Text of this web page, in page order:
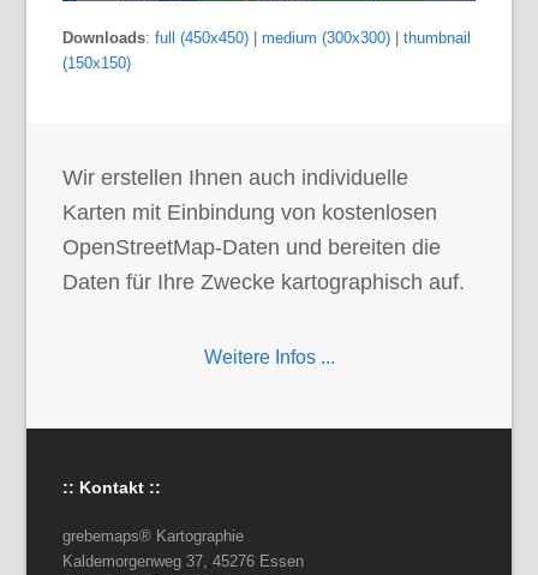
Downloads:full (450x450) |medium (300x300) |thumbnail
(150x150)
Wir erstellen Ihnen auch individuelle
Karten mit Einbindung von kostenlosen
OpenStreetMap-Daten und bereiten die
Daten für Ihre Zwecke kartographisch auf.
Weitere Infos ...
:: Kontakt ::
grebemaps® Kartographie
Kaldemorgenweg 37, 45276 Essen